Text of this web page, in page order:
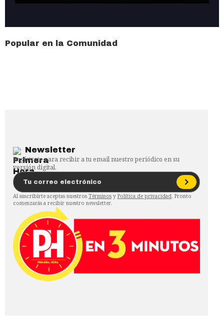
Popular en la Comunidad
Newsletter
Regístrate para recibir a tu email nuestro periódico en su
versión digital.
Al suscribirte aceptas nuestros Términos y Política de privacidad. Pronto
comenzarás a recibir nuestro newsletter.